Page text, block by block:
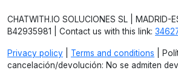
CHATWITH.IO SOLUCIONES SL | MADRID-
B42935981 | Contact us with this link:
Privacy policy Terms and conditions |
cancelación/devolución: No se admiten